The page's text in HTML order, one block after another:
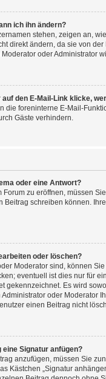
ich ihn ändern?
stehen, zeigen an,
direkt ändern, da sie von
oder Administrator
den E-Mail-Link klicke,
die foreninterne E-Mail-
Gäste verhindern.
oder eine Antwort?
zu eröffnen, müssen
Beitrag schreiben können.
oder löschen?
Moderator sind, können
eventuell ist dies nur für
gekennzeichnet. Es wird
oder Moderator
einen Beitrag nicht
Signatur anfügen?
anzufügen, müssen Sie
Kästchen „Signatur